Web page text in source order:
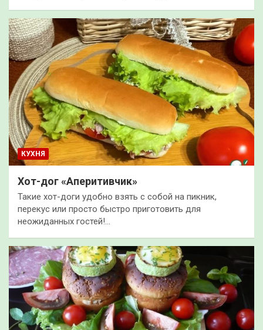
КУХНЯ
Хот-дог «Аперитивчик»
Такие хот-доги удобно взять с собой на пикник,
перекус или просто быстро приготовить для
неожиданных гостей!…